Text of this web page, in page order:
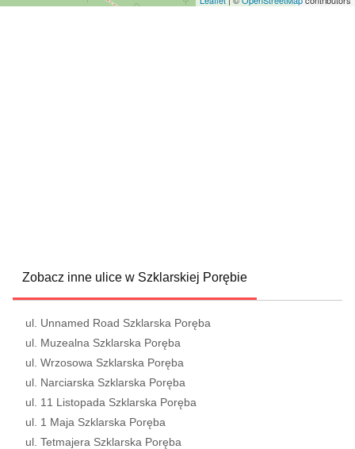
Zobacz inne ulice w Szklarskiej Porębie
ul. Unnamed Road Szklarska Poręba
ul. Muzealna Szklarska Poręba
ul. Wrzosowa Szklarska Poręba
ul. Narciarska Szklarska Poręba
ul. 11 Listopada Szklarska Poręba
ul. 1 Maja Szklarska Poręba
ul. Tetmajera Szklarska Poręba